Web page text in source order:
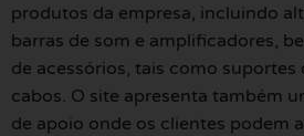
produtos da empresa, incluindo
barras de som e amplificadores,
de acessórios, tais como suportes
cabos. O site apresenta também
de apoio onde os clientes podem